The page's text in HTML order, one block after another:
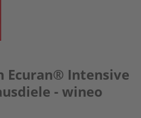
Ecuran® Intensive
- wineo